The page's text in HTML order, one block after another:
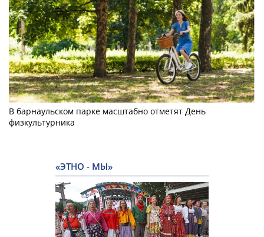
В барнаульском парке масштабно отметят День
физкультурника
«ЭТНО - МЫ»